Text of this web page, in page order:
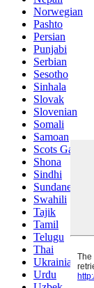
Norwegian
Pashto
Persian
Punjabi
Serbian
Sesotho
Sinhala
Slovak
Slovenian
Somali
Samoan
Scots Gaelic
Shona
Sindhi
Sundanese
Swahili
Tajik
Tamil
Telugu
Thai
Ukrainian
Urdu